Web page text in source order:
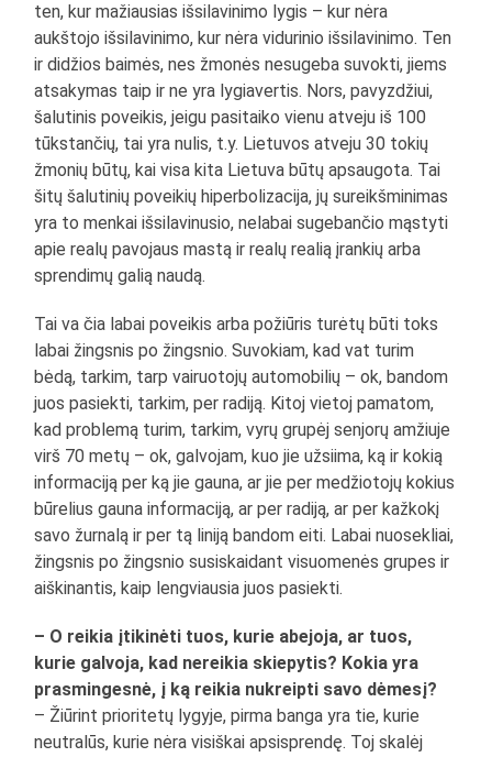
ten, kur mažiausias išsilavinimo lygis – kur nėra
aukštojo išsilavinimo, kur nėra vidurinio išsilavinimo. Ten
ir didžios baimės, nes žmonės nesugeba suvokti, jiems
atsakymas taip ir ne yra lygiavertis. Nors, pavyzdžiui,
šalutinis poveikis, jeigu pasitaiko vienu atveju iš 100
tūkstančių, tai yra nulis, t.y. Lietuvos atveju 30 tokių
žmonių būtų, kai visa kita Lietuva būtų apsaugota. Tai
šitų šalutinių poveikių hiperbolizacija, jų sureikšminimas
yra to menkai išsilavinusio, nelabai sugebančio mąstyti
apie realų pavojaus mastą ir realų realią įrankių arba
sprendimų galią naudą.
Tai va čia labai poveikis arba požiūris turėtų būti toks
labai žingsnis po žingsnio. Suvokiam, kad vat turim
bėdą, tarkim, tarp vairuotojų automobilių – ok, bandom
juos pasiekti, tarkim, per radiją. Kitoj vietoj pamatom,
kad problemą turim, tarkim, vyrų grupėj senjorų amžiuje
virš 70 metų – ok, galvojam, kuo jie užsiima, ką ir kokią
informaciją per ką jie gauna, ar jie per medžiotojų kokius
būrelius gauna informaciją, ar per radiją, ar per kažkokį
savo žurnalą ir per tą liniją bandom eiti. Labai nuosekliai,
žingsnis po žingsnio susiskaidant visuomenės grupes ir
aiškinantis, kaip lengviausia juos pasiekti.
– O reikia įtikinėti tuos, kurie abejoja, ar tuos,
kurie galvoja, kad nereikia skiepytis? Kokia yra
prasmingesnė, į ką reikia nukreipti savo dėmesį?
– Žiūrint prioritetų lygyje, pirma banga yra tie, kurie
neutralūs, kurie nėra visiškai apsisprendę. Toj skalėj